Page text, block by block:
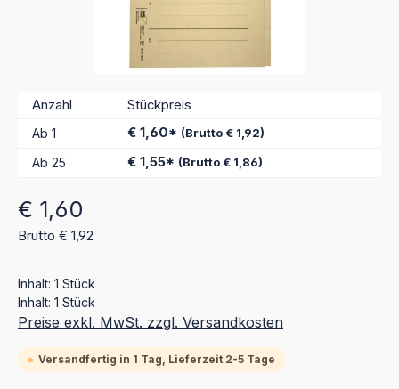
Anzahl Stückpreis
Ab 1 € 1,60* (Brutto € 1,92)
Ab 25 € 1,55* (Brutto € 1,86)
Regulärer Preis:
€ 1,60
Brutto € 1,92
Inhalt: 1 Stück
Inhalt: 1 Stück
Preise exkl. MwSt. zzgl. Versandkosten
Versandfertig in 1 Tag, Lieferzeit 2-5 Tage